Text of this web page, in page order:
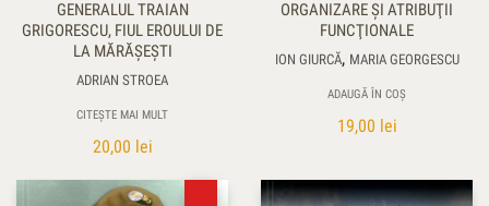
GENERALUL TRAIAN
GRIGORESCU, FIUL EROULUI DE
LA MĂRĂŞEŞTI
ADRIAN STROEA
CITEȘTE MAI MULT
20,00 lei
ORGANIZARE ŞI ATRIBUŢII
FUNCŢIONALE
ION GIURCĂ, MARIA GEORGESCU
ADAUGĂ ÎN COȘ
19,00 lei